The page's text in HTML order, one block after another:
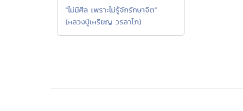
"ไม่มีศีล เพราะไม่รู้จักรักษาจิต"
(หลวงปู่เหรียญ วรลาโภ)